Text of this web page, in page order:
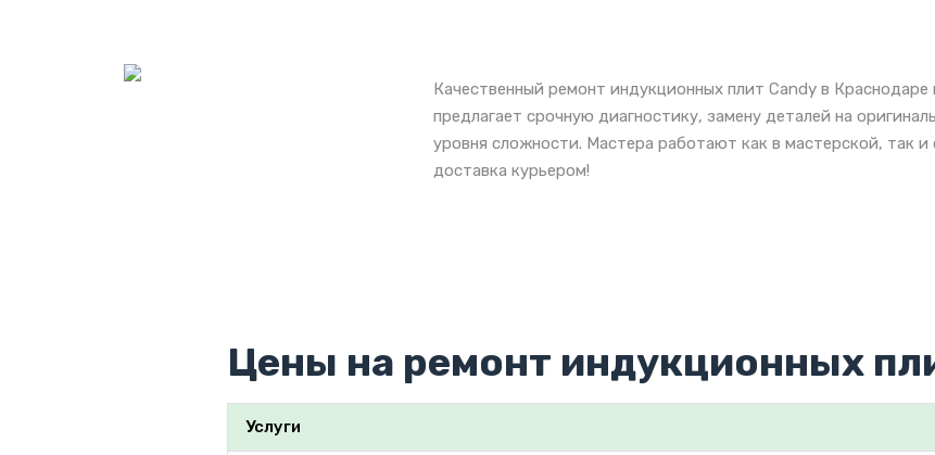
Качественный ремонт индукционных плит Candy в
предлагает срочную диагностику, замену деталей на
уровня сложности. Мастера работают как в мастерской, так
доставка курьером!
Цены на ремонт индукционных
Услуги